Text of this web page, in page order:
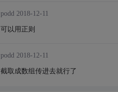
podd 2018-12-11
可以用正则
podd 2018-12-11
截取成数组传进去就行了